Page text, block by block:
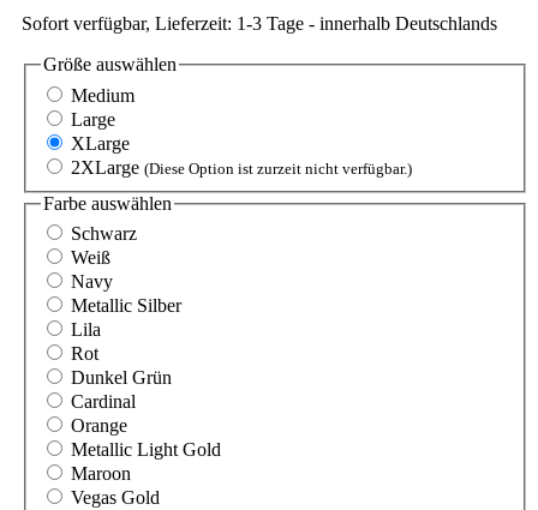
Sofort verfügbar, Lieferzeit: 1-3 Tage - innerhalb Deutschlands
Größe auswählen
Medium
Large
XLarge
2XLarge (Diese Option ist zurzeit nicht verfügbar.)
Farbe auswählen
Schwarz
Weiß
Navy
Metallic Silber
Lila
Rot
Dunkel Grün
Cardinal
Orange
Metallic Light Gold
Maroon
Vegas Gold